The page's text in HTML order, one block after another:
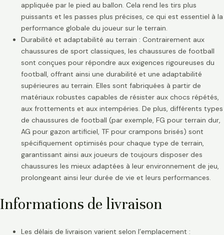
appliquée par le pied au ballon. Cela rend les tirs plus
puissants et les passes plus précises, ce qui est essentiel à la
performance globale du joueur sur le terrain.
Durabilité et adaptabilité au terrain : Contrairement aux
chaussures de sport classiques, les chaussures de football
sont conçues pour répondre aux exigences rigoureuses du
football, offrant ainsi une durabilité et une adaptabilité
supérieures au terrain. Elles sont fabriquées à partir de
matériaux robustes capables de résister aux chocs répétés,
aux frottements et aux intempéries. De plus, différents types
de chaussures de football (par exemple, FG pour terrain dur,
AG pour gazon artificiel, TF pour crampons brisés) sont
spécifiquement optimisés pour chaque type de terrain,
garantissant ainsi aux joueurs de toujours disposer des
chaussures les mieux adaptées à leur environnement de jeu,
prolongeant ainsi leur durée de vie et leurs performances.
Informations de livraison
Les délais de livraison varient selon l’emplacement :